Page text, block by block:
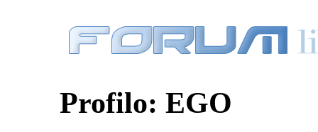
Profilo: EGO